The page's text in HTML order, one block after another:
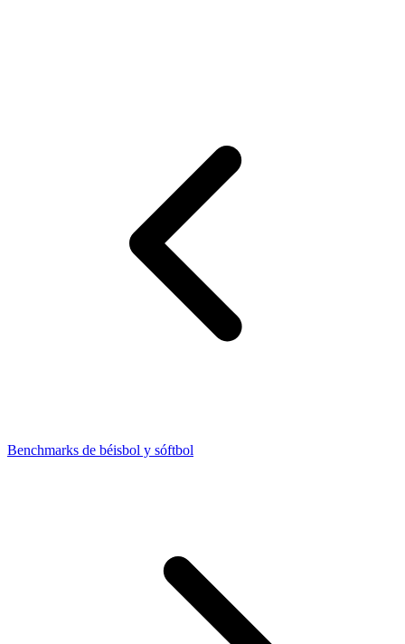
Benchmarks de béisbol y sóftbol